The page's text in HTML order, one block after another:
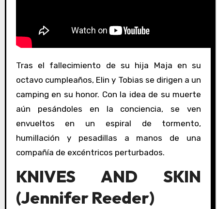
Tras el fallecimiento de su hija Maja en su
octavo cumpleaños, Elin y Tobias se dirigen a un
camping en su honor. Con la idea de su muerte
aún pesándoles en la conciencia, se ven
envueltos en un espiral de tormento,
humillación y pesadillas a manos de una
compañía de excéntricos perturbados.
KNIVES AND SKIN
(Jennifer Reeder)